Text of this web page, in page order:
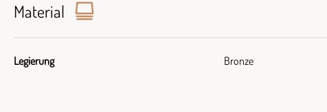
Material
Legierung Bronze